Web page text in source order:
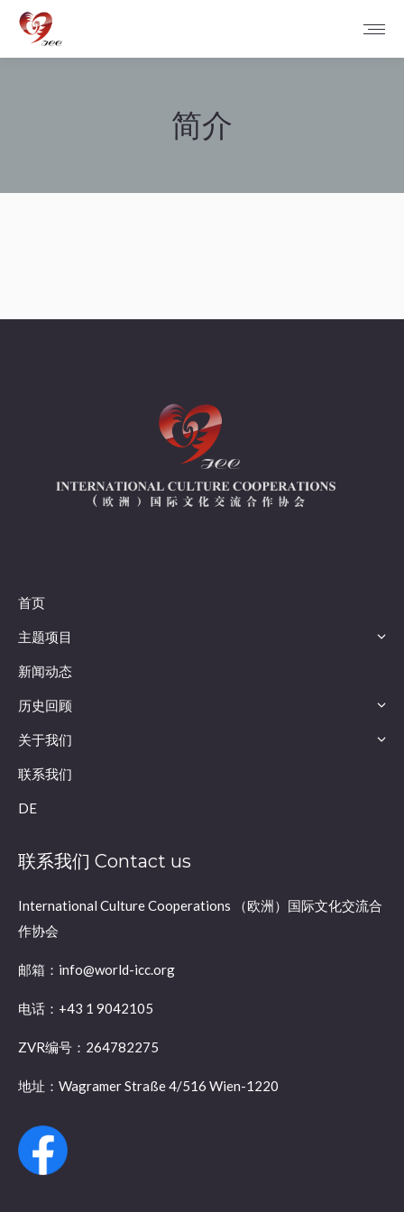
简介
首页
主题项目
新闻动态
历史回顾
关于我们
联系我们
DE
联系我们 Contact us
International Culture Cooperations （欧洲）国际文化交流合
作协会
邮箱：info@world-icc.org
电话：+43 1 9042105
ZVR编号：264782275
地址：Wagramer Straße 4/516 Wien-1220